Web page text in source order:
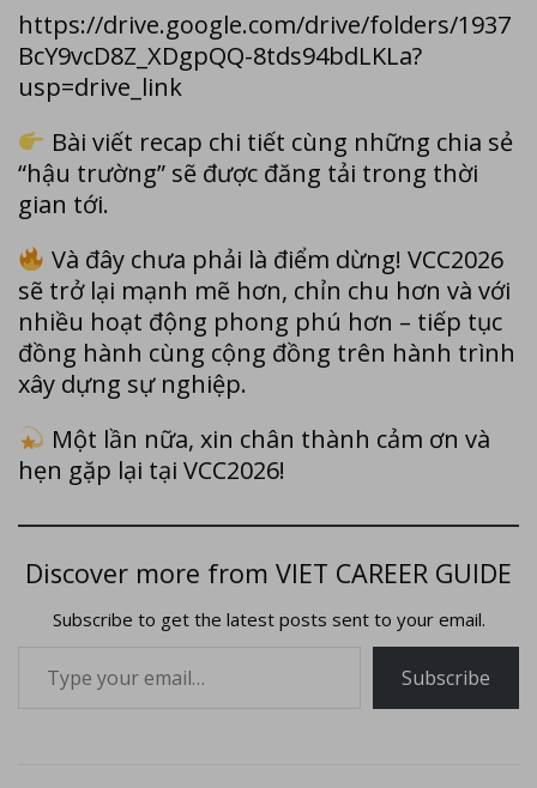
https://drive.google.com/drive/folders/1937
BcY9vcD8Z_XDgpQQ-8tds94bdLKLa?
usp=drive_link
Bài viết recap chi tiết cùng những chia sẻ
“hậu trường” sẽ được đăng tải trong thời
gian tới.
Và đây chưa phải là điểm dừng! VCC2026
sẽ trở lại mạnh mẽ hơn, chỉn chu hơn và với
nhiều hoạt động phong phú hơn – tiếp tục
đồng hành cùng cộng đồng trên hành trình
xây dựng sự nghiệp.
Một lần nữa, xin chân thành cảm ơn và
hẹn gặp lại tại VCC2026!
Discover more from VIET CAREER GUIDE
Subscribe to get the latest posts sent to your email.
Subscribe